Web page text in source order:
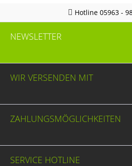
Hotline 05963 -
NEWSLETTER
WIR VERSENDEN MIT
ZAHLUNGSMÖGLICHKEITEN
SERVICE HOTLINE